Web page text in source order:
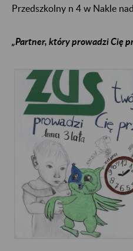
Przedszkolny n 4 w Nakle
„Partner, który prowadzi Cię